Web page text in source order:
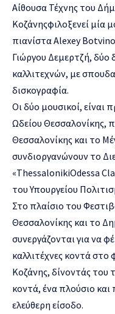
Αίθουσα Τέχνης του
Κοζάνηςφιλοξενεί μία
πιανίστα Alexey
Γιώργου Δεμερτζή, δύο
καλλιτεχνών, με
δισκογραφία.
Οι δύο μουσικοί, είναι
Ωδείου Θεσσαλονίκης,
Θεσσαλονίκης και το
συνδιοργανώνουν το
«ThessalonikiOdessa
του Υπουργείου
Στο πλαίσιο του
Θεσσαλονίκης και το
συνεργάζονται για να
καλλιτέχνες κοντά
Κοζάνης, δίνοντάς του
κοντά, ένα πλούσιο
ελεύθερη είσοδο.